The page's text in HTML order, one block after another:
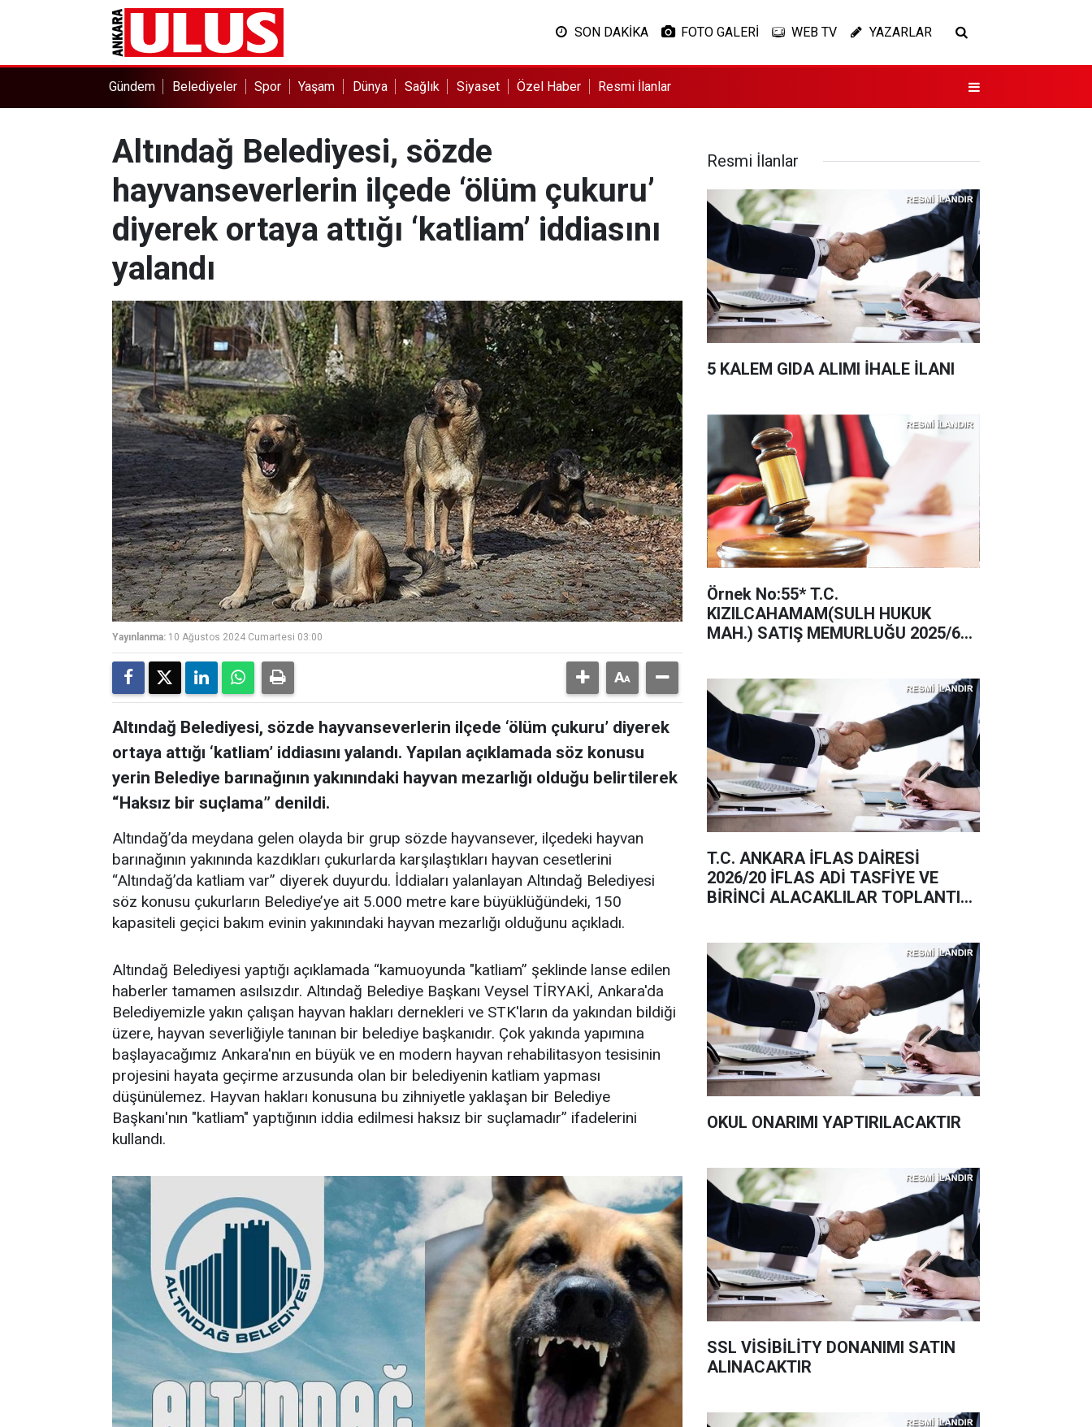
SON DAKİKA FOTO GALERİ WEB TV YAZARLAR
Gündem Belediyeler Spor Yaşam Dünya Sağlık Siyaset Özel Haber Resmi İlanlar
Altındağ Belediyesi, sözde
hayvanseverlerin ilçede ‘ölüm çukuru’
diyerek ortaya attığı ‘katliam’ iddiasını
yalandı
Yayınlanma: 10 Ağustos 2024 Cumartesi 03:00
Altındağ Belediyesi, sözde hayvanseverlerin ilçede ‘ölüm çukuru’ diyerek
ortaya attığı ‘katliam’ iddiasını yalandı. Yapılan açıklamada söz konusu
yerin Belediye barınağının yakınındaki hayvan mezarlığı olduğu belirtilerek
“Haksız bir suçlama” denildi.
Altındağ’da meydana gelen olayda bir grup sözde hayvansever, ilçedeki hayvan
barınağının yakınında kazdıkları çukurlarda karşılaştıkları hayvan cesetlerini
“Altındağ’da katliam var” diyerek duyurdu. İddiaları yalanlayan Altındağ Belediyesi
söz konusu çukurların Belediye’ye ait 5.000 metre kare büyüklüğündeki, 150
kapasiteli geçici bakım evinin yakınındaki hayvan mezarlığı olduğunu açıkladı.
Altındağ Belediyesi yaptığı açıklamada “kamuoyunda "katliam” şeklinde lanse edilen
haberler tamamen asılsızdır. Altındağ Belediye Başkanı Veysel TİRYAKİ, Ankara'da
Belediyemizle yakın çalışan hayvan hakları dernekleri ve STK'ların da yakından bildiği
üzere, hayvan severliğiyle tanınan bir belediye başkanıdır. Çok yakında yapımına
başlayacağımız Ankara'nın en büyük ve en modern hayvan rehabilitasyon tesisinin
projesini hayata geçirme arzusunda olan bir belediyenin katliam yapması
düşünülemez. Hayvan hakları konusuna bu zihniyetle yaklaşan bir Belediye
Başkanı'nın "katliam" yaptığının iddia edilmesi haksız bir suçlamadır” ifadelerini
kullandı.
Resmi İlanlar
5 KALEM GIDA ALIMI İHALE İLANI
Örnek No:55* T.C.
KIZILCAHAMAM(SULH HUKUK
MAH.) SATIŞ MEMURLUĞU 2025/62
T.C. ANKARA İFLAS DAİRESİ
2026/20 İFLAS ADİ TASFİYE VE
BİRİNCİ ALACAKLILAR TOPLANTISI
OKUL ONARIMI YAPTIRILACAKTIR
SSL VİSİBİLİTY DONANIMI SATIN
ALINACAKTIR